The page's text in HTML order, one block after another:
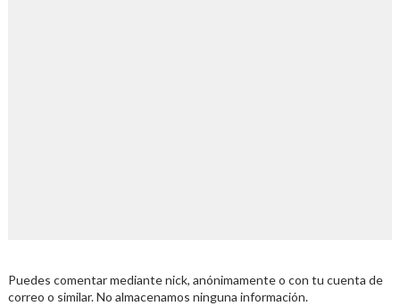
Puedes comentar mediante nick, anónimamente o con tu cuenta de
correo o similar. No almacenamos ninguna información.